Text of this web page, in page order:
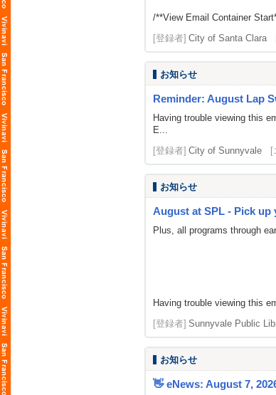
/**View Email Container
[登録者] City of Santa Clara
お知らせ
Reminder: August Lap
Having trouble viewing this
E...
[登録者] City of Sunnyvale [
お知らせ
August at SPL - Pick up
Plus, all programs through
Having trouble viewing this
[登録者] Sunnyvale Public
お知らせ
👋 eNews: August 7,